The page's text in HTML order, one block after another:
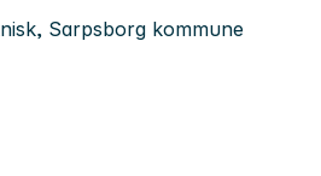
Sarpsborg kommune